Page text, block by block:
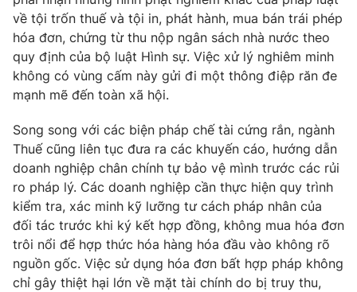
về tội trốn thuế và tội in, phát hành, mua bán trái phép
hóa đơn, chứng từ thu nộp ngân sách nhà nước theo
quy định của bộ luật Hình sự. Việc xử lý nghiêm minh
không có vùng cấm này gửi đi một thông điệp răn đe
mạnh mẽ đến toàn xã hội.
Song song với các biện pháp chế tài cứng rắn, ngành
Thuế cũng liên tục đưa ra các khuyến cáo, hướng dẫn
doanh nghiệp chân chính tự bảo vệ mình trước các rủi
ro pháp lý. Các doanh nghiệp cần thực hiện quy trình
kiểm tra, xác minh kỹ lưỡng tư cách pháp nhân của
đối tác trước khi ký kết hợp đồng, không mua hóa đơn
trôi nổi để hợp thức hóa hàng hóa đầu vào không rõ
nguồn gốc. Việc sử dụng hóa đơn bất hợp pháp không
chỉ gây thiệt hại lớn về mặt tài chính do bị truy thu,